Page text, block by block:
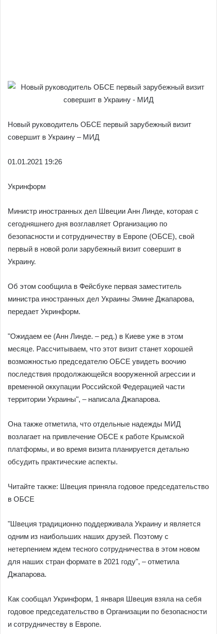
Новый руководитель ОБСЕ первый зарубежный визит
совершит в Украину – МИД
01.01.2021 19:26
Укринформ
Министр иностранных дел Швеции Анн Линде, которая с
сегодняшнего дня возглавляет Организацию по
безопасности и сотрудничеству в Европе (ОБСЕ), свой
первый в новой роли зарубежный визит совершит в
Украину.
Об этом сообщила в Фейсбуке первая заместитель
министра иностранных дел Украины Эмине Джапарова,
передает Укринформ.
"Ожидаем ее (Анн Линде. – ред.) в Киеве уже в этом
месяце. Рассчитываем, что этот визит станет хорошей
возможностью председателю ОБСЕ увидеть воочию
последствия продолжающейся вооруженной агрессии и
временной оккупации Российской Федерацией части
территории Украины", – написала Джапарова.
Она также отметила, что отдельные надежды МИД
возлагает на привлечение ОБСЕ к работе Крымской
платформы, и во время визита планируется детально
обсудить практические аспекты.
Читайте также: Швеция приняла годовое председательство
в ОБСЕ
"Швеция традиционно поддерживала Украину и является
одним из наибольших наших друзей. Поэтому с
нетерпением ждем тесного сотрудничества в этом новом
для наших стран формате в 2021 году", – отметила
Джапарова.
Как сообщал Укринформ, 1 января Швеция взяла на себя
годовое председательство в Организации по безопасности
и сотрудничеству в Европе.